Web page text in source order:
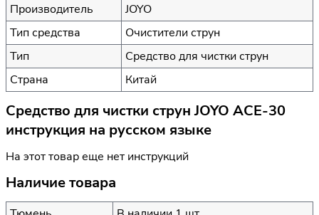
Производитель
JOYO
Тип средства
Очистители струн
Тип
Средство для чистки струн
Страна
Китай
Средство для чистки струн JOYO ACE-30
инструкция на русском языке
На этот товар еще нет инструкций
Наличие товара